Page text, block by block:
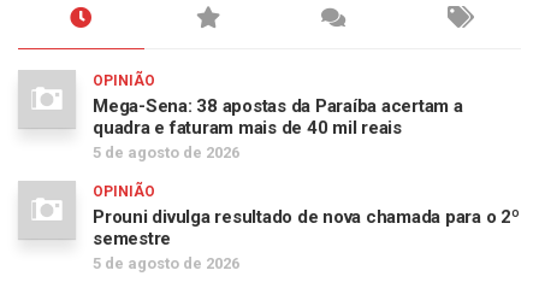
OPINIÃO
Mega-Sena: 38 apostas da Paraíba acertam a
quadra e faturam mais de 40 mil reais
5 de agosto de 2026
OPINIÃO
Prouni divulga resultado de nova chamada para o 2º
semestre
5 de agosto de 2026